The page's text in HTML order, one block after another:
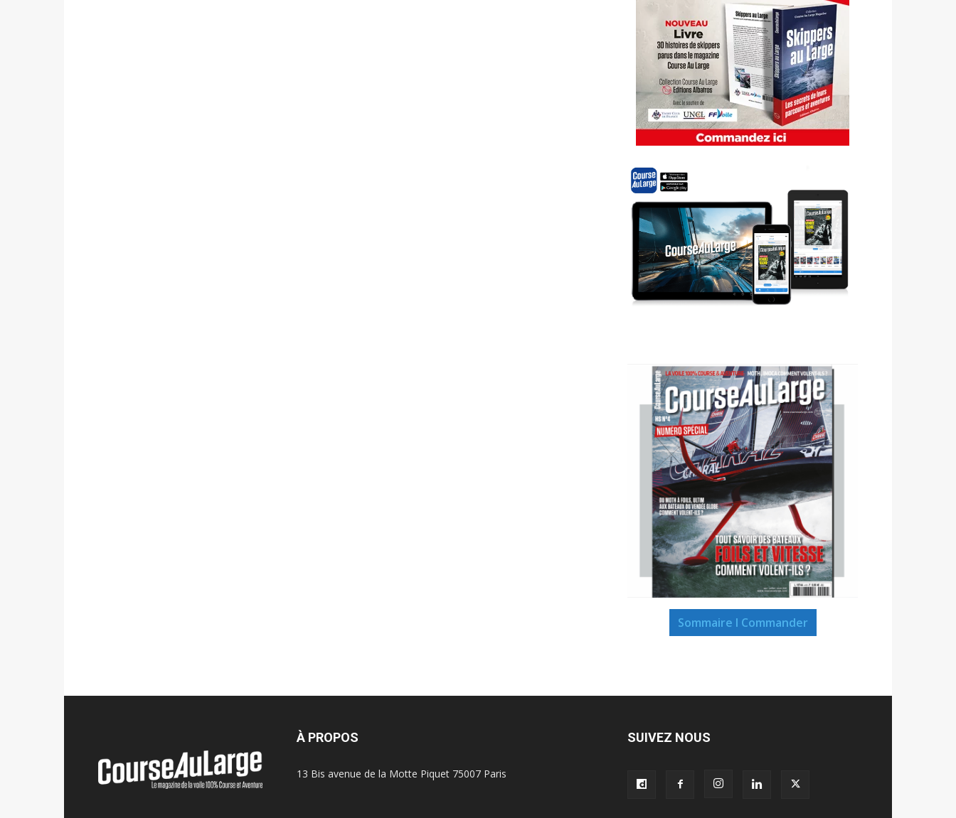
Sommaire I Commander
À PROPOS
13 Bis avenue de la Motte Piquet 75007 Paris
SUIVEZ NOUS